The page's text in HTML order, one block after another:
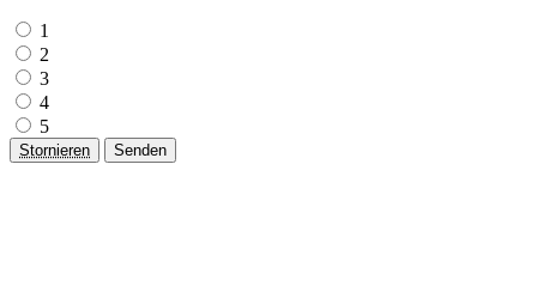
1
2
3
4
5
Stornieren Senden